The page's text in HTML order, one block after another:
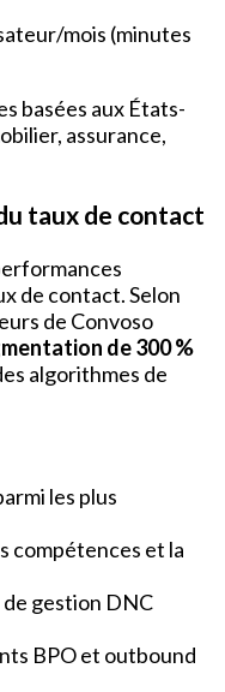
mois (minutes
basées aux États-
assurance,
taux de contact
de contact. Selon
de Convoso
de 300 %
algorithmes de
les plus
compétences et la
gestion DNC
BPO et outbound